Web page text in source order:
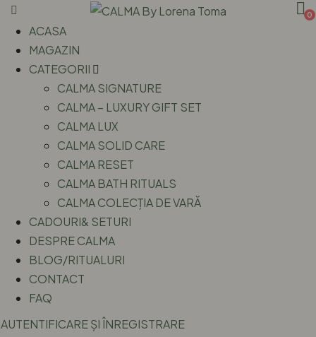
0
ACASA
MAGAZIN
CATEGORII
CALMA SIGNATURE
CALMA – LUXURY GIFT SET
CALMA LUX
CALMA SOLID CARE
CALMA RESET
CALMA BATH RITUALS
CALMA COLECȚIA DE VARĂ
CADOURI& SETURI
DESPRE CALMA
BLOG/RITUALURI
CONTACT
FAQ
AUTENTIFICARE ȘI ÎNREGISTRARE